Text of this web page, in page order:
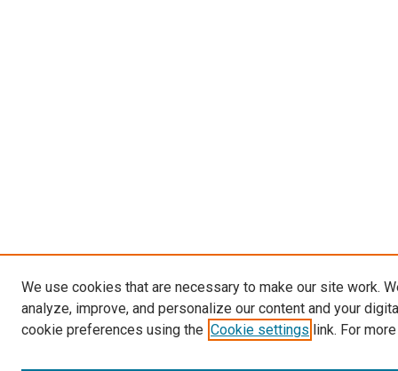
We use cookies that are necessary to make our site work.
analyze, improve, and personalize our content and your
cookie preferences using the Cookie settings link. For